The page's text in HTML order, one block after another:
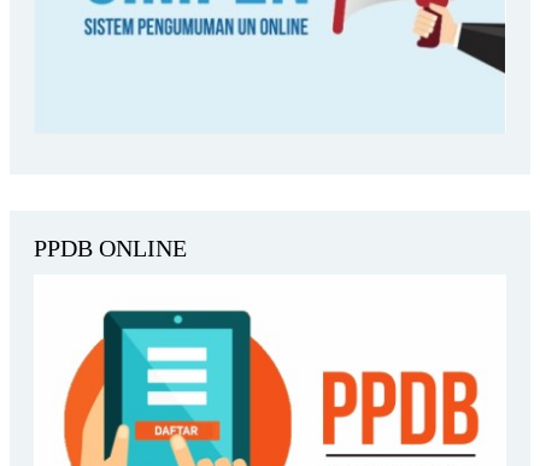
PPDB ONLINE